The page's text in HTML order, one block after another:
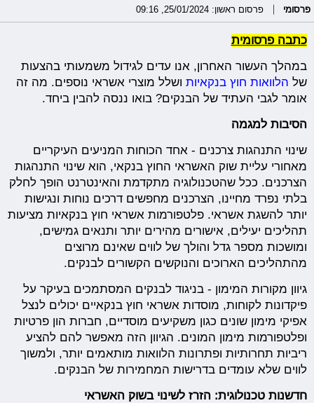
פרסומי פרסום ראשון: 25/01/2024, 09:16
כתבה פרסומית
במהלך העשור האחרון, אנו עדים לגידול משמעותי בהצעות
של הלוואות חוץ בנקאיות ושלל מוצרי אשראי נוספים. מה זה
אומר לגבי העתיד של הבנקים? בואו ננסה להבין ביחד.
הסיבות למגמה
שינוי התנהגות צרכנים - אחד הכוחות המניעים העיקריים
מאחורי עליית שוק האשראי החוץ בנקאי, הוא שינוי התנהגות
הצרכנים. ככל שהטכנולוגיה מתקדמת והאינטרנט הופך לחלק
בלתי נפרד מחיינו, הצרכנים מחפשים דרכים נוחות ונגישות
יותר להשגת אשראי. פלטפורמות אשראי חוץ בנקאיות מציעות
תהליכים יעילים, אישורים מהירים יותר ותנאים גמישים,
ומושכות מספר גדל והולך של לווים שאינם מרוצים
מהתהליכים הארוכים והנוקשים הקשורים לבנקים.
גיוון מקורות המימון - בניגוד לבנקים המסתמכים בעיקר על
פיקדונות לקוחות, מוסדות אשראי חוץ בנקאיים יכולים לנצל
אפיקי מימון שונים כגון משקיעים מוסדיים, חברות הון פרטיות
ופלטפורמות מימון המונים. הגיוון הזה מאפשר להם להציע
ריביות תחרותיות ופתרונות הלוואות מותאמים יותר, ולמשוך
לווים שלא עומדים בדרישות המחמירות של הבנקים.
חדשנות טכנולוגית: הזרז לשינוי בשוק האשראי